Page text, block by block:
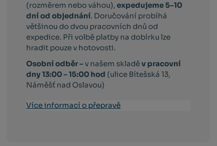
(rozměrem nebo váhou),expedujeme 5–10
dní od objednání. Doručování probíhá
většinou do dvou pracovních dnů od
expedice. Při volbě platby na dobírku lze
hradit pouze v hotovosti.
Osobní odběr –v našem skladěv pracovní
dny 13:00 – 15:00 hod (ulice Bítešská 13,
Náměšť nad Oslavou)
Více informací o přepravě